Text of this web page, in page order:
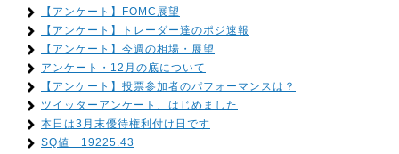
【アンケート】FOMC展望
【アンケート】トレーダー達のポジ速報
【アンケート】今週の相場・展望
アンケート・12月の底について
【アンケート】投票参加者のパフォーマンスは？
ツイッターアンケート、はじめました
本日は3月末優待権利付け日です
SQ値 19225.43